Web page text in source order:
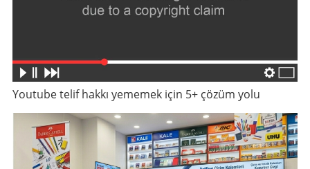
Youtube telif hakkı yememek için 5+ çözüm yolu